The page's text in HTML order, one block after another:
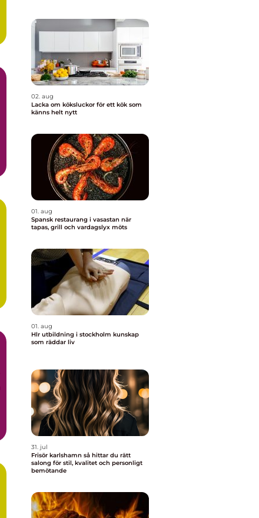
02. aug
Lacka om köksluckor för ett kök som
känns helt nytt
01. aug
Spansk restaurang i vasastan när
tapas, grill och vardagslyx möts
01. aug
Hlr utbildning i stockholm kunskap
som räddar liv
31. jul
Frisör karlshamn så hittar du rätt
salong för stil, kvalitet och personligt
bemötande